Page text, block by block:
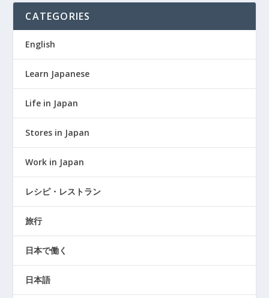
CATEGORIES
English
Learn Japanese
Life in Japan
Stores in Japan
Work in Japan
レシピ・レストラン
旅行
日本で働く
日本語